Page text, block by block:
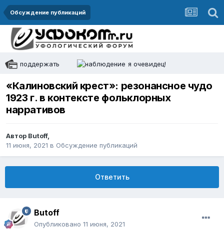
Обсуждение публикаций
поддержать я очевидец!
«Калиновский крест»: резонансное чудо
1923 г. в контексте фольклорных
нарративов
Автор Butoff,
11 июня, 2021 в Обсуждение публикаций
Ответить
Butoff
Опубликовано 11 июня, 2021